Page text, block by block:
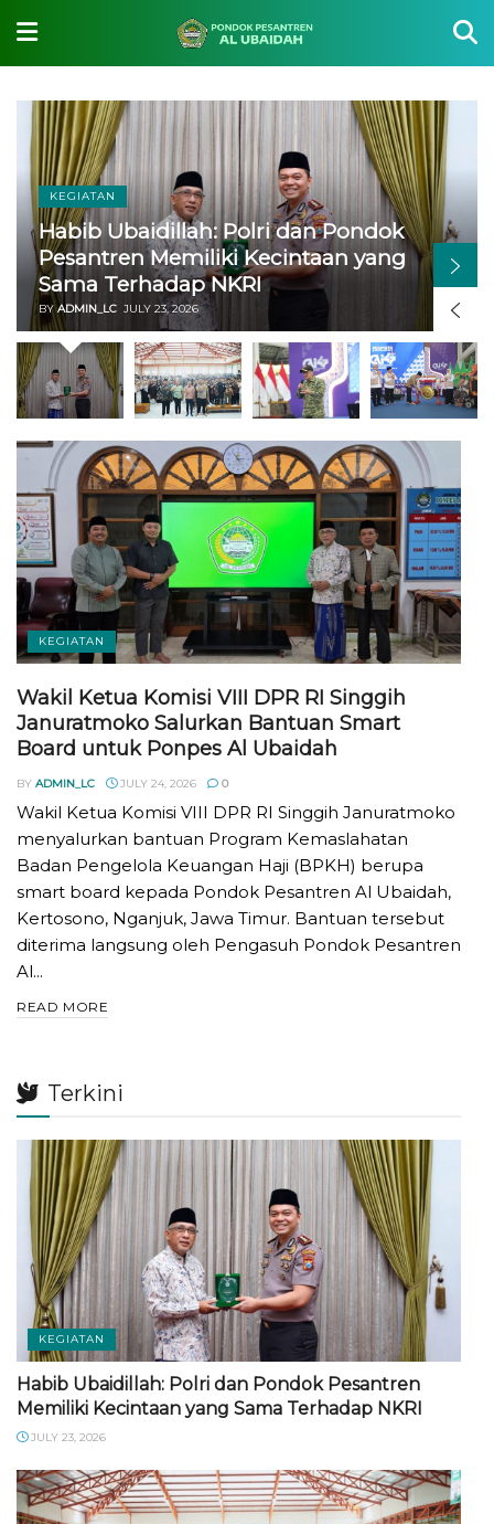
HUKUM
Ponpes Al Ubaidah Kolaborasi
dengan Satresnarkoba Wujudkan
Santri Bebas Narkoba
BYADMIN_LC JULY 21, 2026
KEGIATAN
Wakil Ketua Komisi VIII DPR RI Singgih
Januratmoko Salurkan Bantuan Smart
Board untuk Ponpes Al Ubaidah
BY ADMIN_LC JULY 24, 2026 0
Wakil Ketua Komisi VIII DPR RI Singgih Januratmoko
menyalurkan bantuan Program Kemaslahatan
Badan Pengelola Keuangan Haji (BPKH) berupa
smart board kepada Pondok Pesantren Al Ubaidah,
Kertosono, Nganjuk, Jawa Timur. Bantuan tersebut
diterima langsung oleh Pengasuh Pondok Pesantren
Al...
READ MORE
Terkini
KEGIATAN
Habib Ubaidillah: Polri dan Pondok Pesantren
Memiliki Kecintaan yang Sama Terhadap NKRI
JULY 23, 2026